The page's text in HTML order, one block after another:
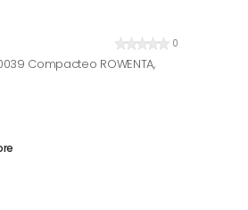
0
Compacteo ROWENTA,